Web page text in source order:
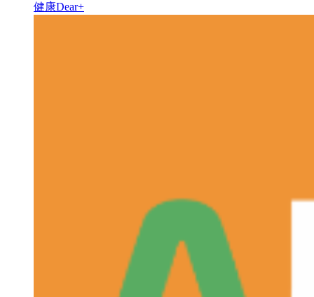
健康Dear+